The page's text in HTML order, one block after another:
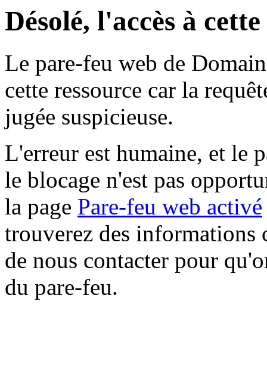
Désolé, l'accès à
Le pare-feu web de
cette ressource car la
jugée suspicieuse.
L'erreur est humaine, et le
le blocage n'est pas
la page Pare-feu web activé
trouverez des informations
de nous contacter pour
du pare-feu.